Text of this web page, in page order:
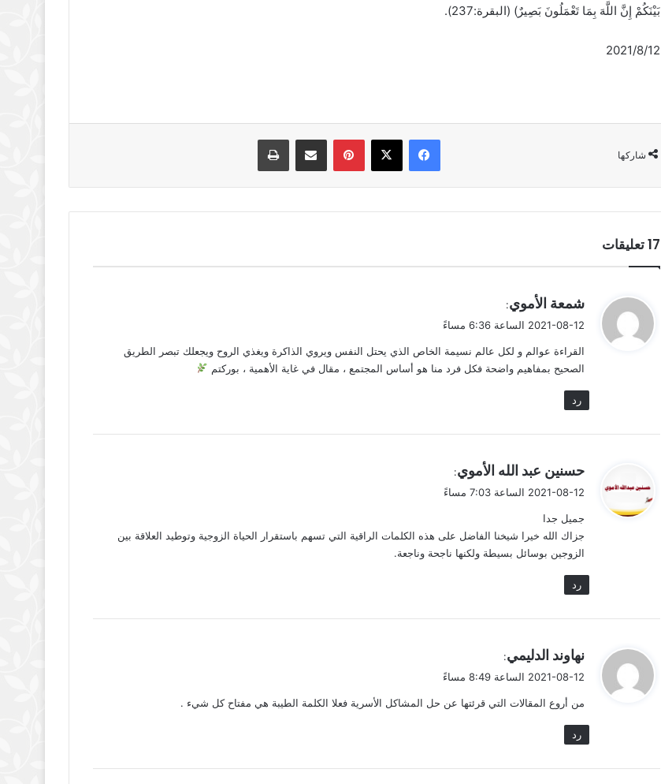
بَيْنَكُمْ إِنَّ اللَّهَ بِمَا تَعْمَلُونَ بَصِيرٌ) (البقرة:237).
2021/8/12
شاركها
فيسبوك ‫X بينتيريست
‫17 تعليقات
ي
ل
شمعة الأموي:
2021-08-12 الساعة 6:36 مساءً
القراءة عوالم و لكل عالم نسيمة الخاص الذي يحتل النفس ويروي الذاكرة ويغذي الروح ويجعلك تبصر الطريق
الصحيح بمفاهيم واضحة فكل فرد منا هو أساس المجتمع ، مقال في غاية الأهمية ، بوركتم
رد
ي
ل
حسنين عبد الله الأموي:
2021-08-12 الساعة 7:03 مساءً
جميل جدا
جزاك الله خيرا شيخنا الفاضل على هذه الكلمات الراقية التي تسهم باستقرار الحياة الزوجية وتوطيد العلاقة بين
الزوجين بوسائل بسيطة ولكنها ناجحة وناجعة.
رد
ي
ل
نهاوند الدليمي:
2021-08-12 الساعة 8:49 مساءً
من أروع المقالات التي قرئتها عن حل المشاكل الأسرية فعلا الكلمة الطيبة هي مفتاح كل شيء .
رد